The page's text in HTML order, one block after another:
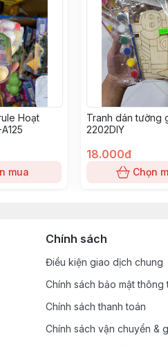
Hoạt
mua
Tranh dán tường
2202DIY
18.000đ
Chọn
Chính sách
Điều kiện giao dịch chung
Chính sách bảo mật thông
Chính sách thanh toán
Chính sách vận chuyển &